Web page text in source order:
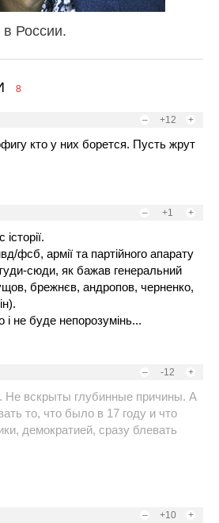
в России.
8
– +12 +
кто у них борется. Пусть жрут
– +1 +
фсб, армії та партійного апарату
сюди, як бажав генеральний
брежнєв, андропов, черненко,
не буде непорозумінь...
– -12 +
Не вскрыты глубинные причины. А
то, что было в 17 году и что
демократией, сразу блевать
– +10 +